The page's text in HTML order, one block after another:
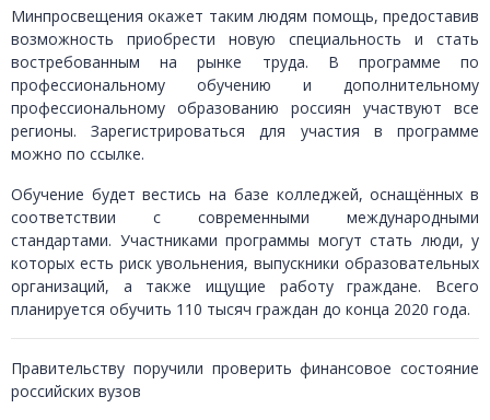
Минпросвещения окажет таким людям помощь, предоставив
возможность приобрести новую специальность и стать
востребованным на рынке труда. В программе по
профессиональному обучению и дополнительному
профессиональному образованию россиян участвуют все
регионы. Зарегистрироваться для участия в программе
можно по ссылке.
Обучение будет вестись на базе колледжей, оснащённых в
соответствии с современными международными
стандартами. Участниками программы могут стать люди, у
которых есть риск увольнения, выпускники образовательных
организаций, а также ищущие работу граждане. Всего
планируется обучить 110 тысяч граждан до конца 2020 года.
Правительству поручили проверить финансовое состояние
российских вузов